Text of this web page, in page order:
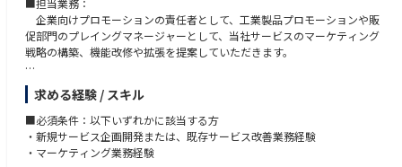
■担当業務：
企業向けプロモーションの責任者として、工業製品プロモーションや販
促部門のプレイングマネージャーとして、当社サービスのマーケティング
戦略の構築、機能改修や拡張を提案していただきます。
また、新サービスの立案、販売戦略を考えて頂きます。
【詳細】下記、同部門のメンバーや他部門と協力して実施いただきます。
・サービス（インクジェットプリンタ関連）の改善/機能拡張
・新サービスの立案/ローンチ
・キャンペーンを含む営業企画立案/実行
求める経験 / スキル
■必須条件：以下いずれかに該当する方
・新規サービス企画開発または、既存サービス改善業務経験
・マーケティング業務経験